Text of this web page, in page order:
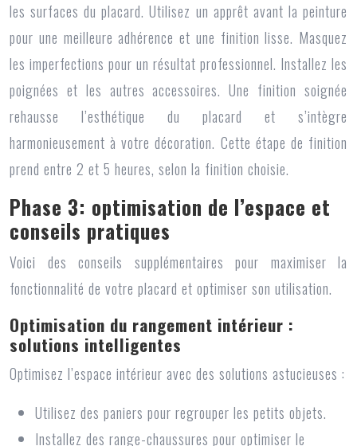
les surfaces du placard. Utilisez un apprêt avant la peinture
pour une meilleure adhérence et une finition lisse. Masquez
les imperfections pour un résultat professionnel. Installez les
poignées et les autres accessoires. Une finition soignée
rehausse l’esthétique du placard et s’intègre
harmonieusement à votre décoration. Cette étape de finition
prend entre 2 et 5 heures, selon la finition choisie.
Phase 3: optimisation de l’espace et
conseils pratiques
Voici des conseils supplémentaires pour maximiser la
fonctionnalité de votre placard et optimiser son utilisation.
Optimisation du rangement intérieur :
solutions intelligentes
Optimisez l’espace intérieur avec des solutions astucieuses :
Utilisez des paniers pour regrouper les petits objets.
Installez des range-chaussures pour optimiser le